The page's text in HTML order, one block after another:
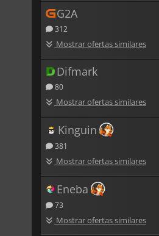
G2A
312
Mostrar ofertas similares
Difmark
80
Mostrar ofertas similares
Kinguin
381
Mostrar ofertas similares
Eneba
73
Mostrar ofertas similares